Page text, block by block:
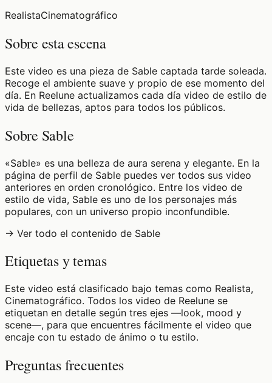
RealistaCinematográfico
Sobre esta escena
Este video es una pieza de Sable captada tarde soleada.
Recoge el ambiente suave y propio de ese momento del
día. En Reelune actualizamos cada día video de estilo de
vida de bellezas, aptos para todos los públicos.
Sobre Sable
«Sable» es una belleza de aura serena y elegante. En la
página de perfil de Sable puedes ver todos sus video
anteriores en orden cronológico. Entre los video de
estilo de vida, Sable es uno de los personajes más
populares, con un universo propio inconfundible.
→ Ver todo el contenido de Sable
Etiquetas y temas
Este video está clasificado bajo temas como Realista,
Cinematográfico. Todos los video de Reelune se
etiquetan en detalle según tres ejes —look, mood y
scene—, para que encuentres fácilmente el video que
encaje con tu estado de ánimo o tu estilo.
Preguntas frecuentes